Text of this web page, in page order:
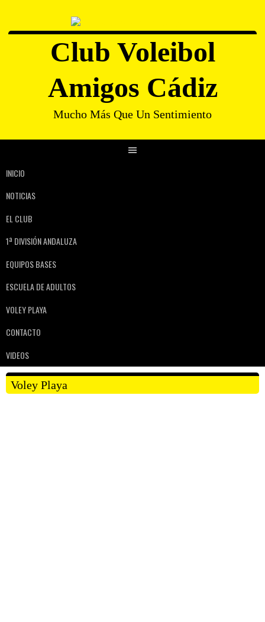
Club Voleibol
Amigos Cádiz
Mucho Más Que Un Sentimiento
INICIO
NOTICIAS
EL CLUB
1ª DIVISIÓN ANDALUZA
EQUIPOS BASES
ESCUELA DE ADULTOS
VOLEY PLAYA
CONTACTO
VIDEOS
Voley Playa